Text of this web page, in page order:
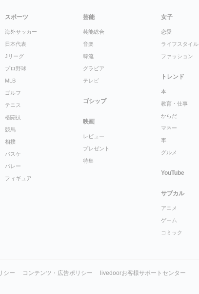
スポーツ
海外サッカー
日本代表
Jリーグ
プロ野球
MLB
ゴルフ
テニス
格闘技
競馬
相撲
バスケ
バレー
フィギュア
芸能
芸能総合
音楽
韓流
グラビア
テレビ
ゴシップ
映画
レビュー
プレゼント
特集
女子
恋愛
ライフスタイル
ファッション
トレンド
本
教育・仕事
からだ
マネー
車
グルメ
YouTube
サブカル
アニメ
ゲーム
コミック
シー コンテンツ・広告ポリシー livedoorお客様サポートセンター